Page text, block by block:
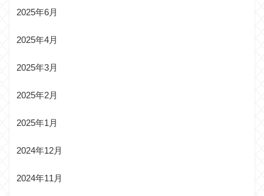
2025年6月
2025年4月
2025年3月
2025年2月
2025年1月
2024年12月
2024年11月